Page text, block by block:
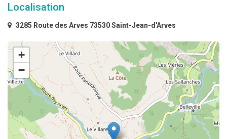
Localisation
3285 Route des Arves 73530 Saint-Jean-d'Arves
+
−